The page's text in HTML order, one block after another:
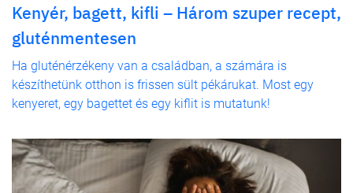
Kenyér, bagett, kifli – Három szuper recept,
gluténmentesen
Ha gluténérzékeny van a családban, a számára is
készíthetünk otthon is frissen sült pékárukat. Most egy
kenyeret, egy bagettet és egy kiflit is mutatunk!